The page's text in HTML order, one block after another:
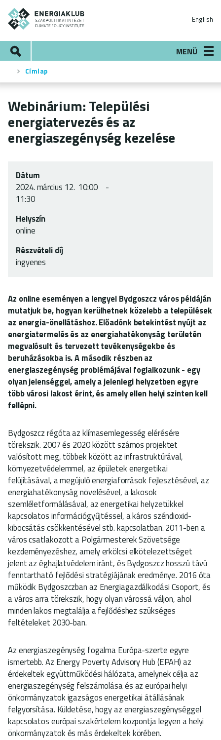
Ugrás
tartalomra
English
MENÜ
Morzsa
Címlap
Webinárium: Települési
energiatervezés és az
energiaszegénység kezelése
Dátum
2024. március 12. 10:00
11:30
Helyszín
online
Részvételi díj
ingyenes
Az online eseményen a lengyel Bydgoszcz város példáján
mutatjuk be, hogyan kerülhetnek közelebb a települések
az energia-önellátáshoz. Előadónk betekintést nyújt az
energiatermelés és az energiahatékonyság területén
megvalósult és tervezett tevékenységekbe és
beruházásokba is. A második részben az
energiaszegénység problémájával foglalkozunk - egy
olyan jelenséggel, amely a jelenlegi helyzetben egyre
több városi lakost érint, és amely ellen helyi szinten kell
fellépni.
Bydgoszcz régóta az klímasemlegesség elérésére
törekszik. 2007 és 2020 között számos projektet
valósított meg, többek között az infrastruktúrával,
környezetvédelemmel, az épületek energetikai
felújításával, a megújuló energiaforrások fejlesztésével, az
energiahatékonyság növelésével, a lakosok
szemléletformálásával, az energetikai helyzetükkel
kapcsolatos információgyűjtéssel, a káros széndioxid-
kibocsátás csökkentésével stb. kapcsolatban. 2011-ben a
város csatlakozott a Polgármesterek Szövetsége
kezdeményezéshez, amely erkölcsi elkötelezettséget
jelent az éghajlatvédelem iránt, és Bydgoszcz hosszú távú
fenntartható fejlődési stratégiájának eredménye. 2016 óta
működik Bydgoszczban az Energiagazdálkodási Csoport, és
a város arra törekszik, hogy olyan várossá váljon, ahol
minden lakos megtalálja a fejlődéshez szükséges
feltételeket 2030-ban.
Az energiaszegénység fogalma Európa-szerte egyre
ismertebb. Az Energy Poverty Advisory Hub (EPAH) az
érdekeltek együttműködési hálózata, amelynek célja az
energiaszegénység felszámolása és az európai helyi
önkormányzatok igazságos energetikai átállásának
felgyorsítása. Küldetése, hogy az energiaszegénységgel
kapcsolatos európai szakértelem központja legyen a helyi
önkormányzatok és más érdekeltek körében.